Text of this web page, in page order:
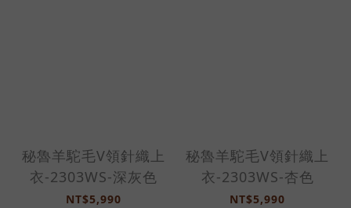
秘魯羊駝毛V領針織上
衣-2303WS-深灰色
NT$5,990
秘魯羊駝毛V領針織上
衣-2303WS-杏色
NT$5,990